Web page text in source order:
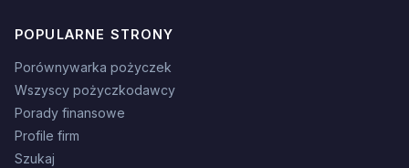
POPULARNE STRONY
Porównywarka pożyczek
Wszyscy pożyczkodawcy
Porady finansowe
Profile firm
Szukaj